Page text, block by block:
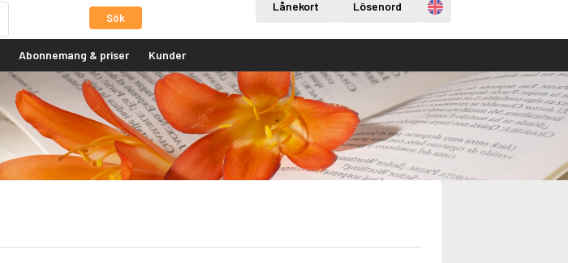
Sök
Lånekort Lösenord Engelska
Abonnemang & priser Kunder